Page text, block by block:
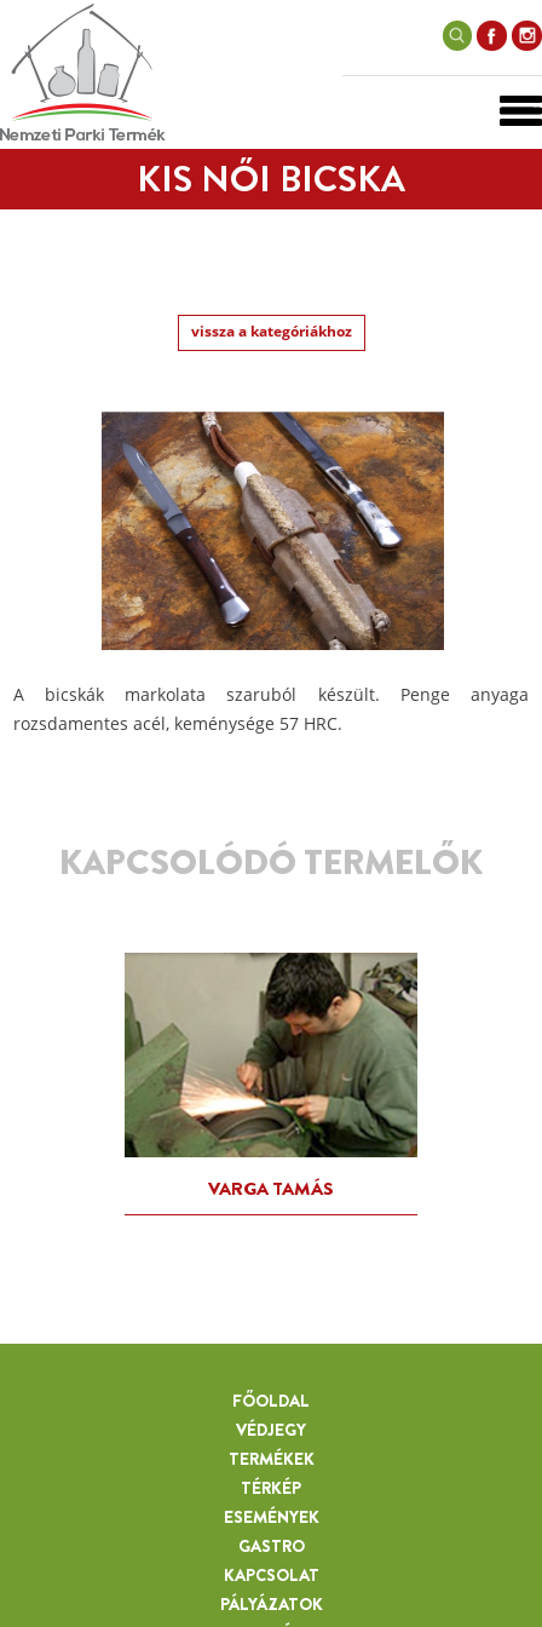
KIS NŐI BICSKA
vissza a kategóriákhoz
A bicskák markolata szaruból készült. Penge anyaga
rozsdamentes acél, keménysége 57 HRC.
KAPCSOLÓDÓ TERMELŐK
FŐOLDAL
VÉDJEGY
TERMÉKEK
TÉRKÉP
ESEMÉNYEK
GASTRO
KAPCSOLAT
PÁLYÁZATOK